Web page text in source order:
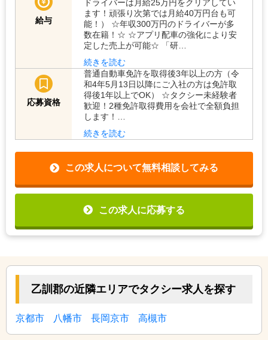
給与
ドライバーは月給25万円をクリアしてい
ます！頑張り次第では月給40万円台も可
能！） ☆年収300万円のドライバーが多
数在籍！☆ ☆アプリ配車の強化により安
定した売上が可能☆ 「研…
続きを読む
応募資格
普通自動車免許を取得後3年以上の方（令
和4年5月13日以降にご入社の方は免許取
得後1年以上でOK） ☆タクシー未経験者
歓迎！2種免許取得費用を会社で全額負担
します！…
続きを読む
この求人について無料相談してみる
この求人に応募する
乙訓郡の近隣エリアでタクシー求人を探す
京都市 八幡市 長岡京市 高槻市